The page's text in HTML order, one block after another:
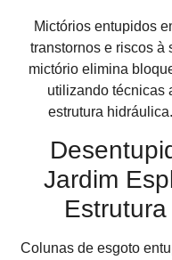
Mictórios entupidos
transtornos e riscos à
mictório elimina
utilizando técnicas
estrutura
Jardim
Colunas de esgoto